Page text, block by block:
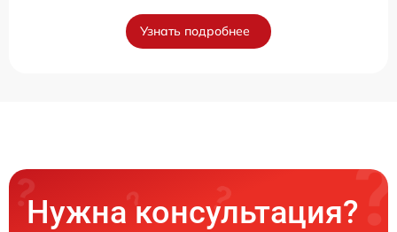
Узнать подробнее
Нужна консультация?